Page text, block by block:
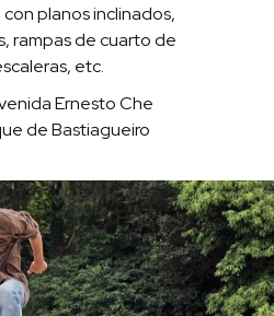
planos inclinados,
rampas de cuarto de
etc.
Ernesto Che
de Bastiagueiro